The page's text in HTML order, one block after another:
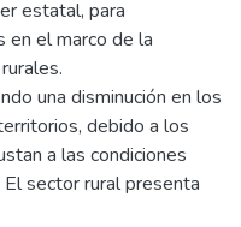
estatal, para
en el marco de la
una disminución en los
debido a los
a las condiciones
sector rural presenta